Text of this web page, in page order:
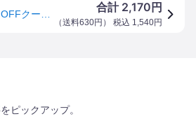
合計 2,170 円
（送料630円 ） 税込 1,540円
ピックアップ。